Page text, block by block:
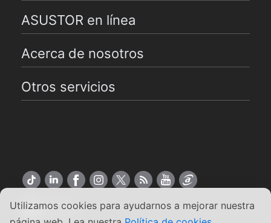
Utilizamos cookies para ayudarnos a mejorar nuestra
ASUSTOR en línea
Acerca de nosotros
Otros servicios
Español